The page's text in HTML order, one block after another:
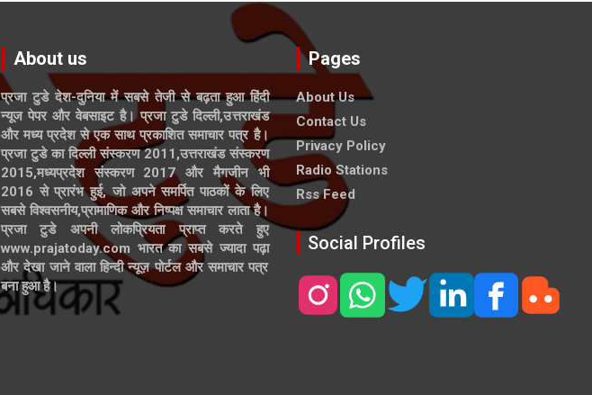
About us
प्रजा टुडे देश-दुनिया में सबसे तेजी से बढ़ता हुआ हिंदी
न्यूज पेपर और वेबसाइट है। प्रजा टुडे दिल्ली,उत्तराखंड
और मध्य प्रदेश से एक साथ प्रकाशित समाचार पत्र है।
प्रजा टुडे का दिल्ली संस्करण 2011,उत्तराखंड संस्करण
2015,मध्यप्रदेश संस्करण 2017 और मैगजीन भी
2016 से प्रारंभ हुई, जो अपने समर्पित पाठकों के लिए
सबसे विश्वसनीय,प्रामाणिक और निष्पक्ष समाचार लाता है।
प्रजा टुडे अपनी लोकप्रियता प्राप्त करते हुए
www.prajatoday.com भारत का सबसे ज्यादा पढ़ा
और देखा जाने वाला हिन्दी न्यूज़ पोर्टल और समाचार पत्र
बना हुआ है।
Pages
About Us
Contact Us
Privacy Policy
Radio Stations
Rss Feed
Social Profiles